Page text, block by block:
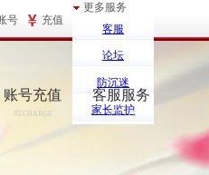
号 充值
更多服务
客服
论坛
防沉迷
家长监护
账号充值
RECHARGE
客服服务
SERCIVE